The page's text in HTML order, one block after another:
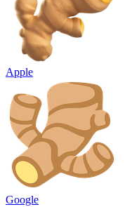
Apple
Google